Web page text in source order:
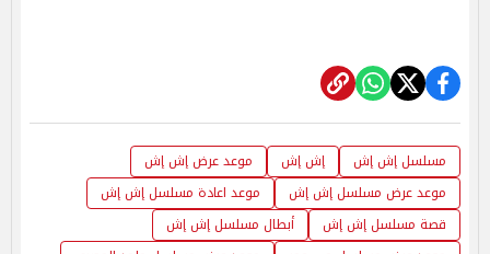
مسلسل إش إش إش إش
موعد عرض إش إش
موعد عرض مسلسل إش إش
موعد اعادة مسلسل إش إش
قصة مسلسل إش إش
أبطال مسلسل إش إش